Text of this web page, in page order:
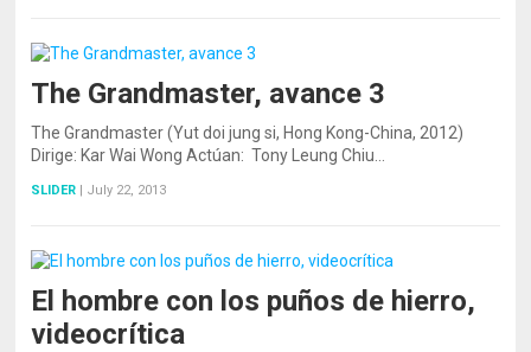
The Grandmaster, avance 3
The Grandmaster (Yut doi jung si, Hong Kong-China, 2012)
Dirige: Kar Wai Wong Actúan: Tony Leung Chiu…
SLIDER | July 22, 2013
El hombre con los puños de hierro,
videocrítica